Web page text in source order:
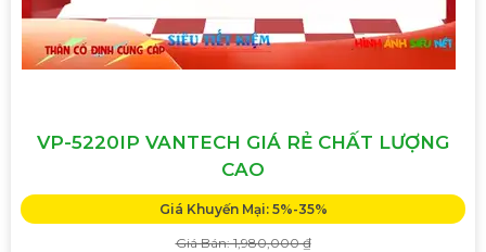
VP-5220IP VANTECH GIÁ RẺ CHẤT LƯỢNG
CAO
Giá Khuyến Mại: 5%-35%
Giá Bán: 1,980,000 ₫